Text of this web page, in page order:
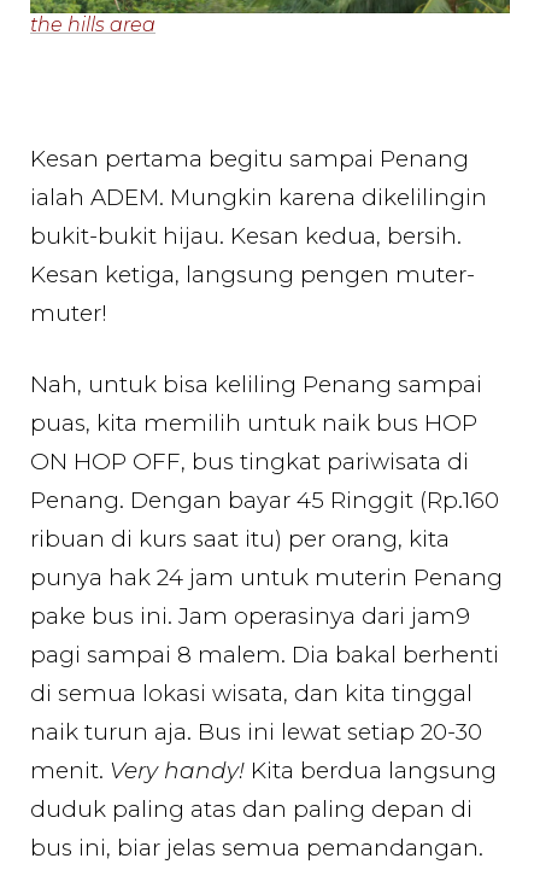
the hills area
Kesan pertama begitu sampai Penang
ialah ADEM. Mungkin karena dikelilingin
bukit-bukit hijau. Kesan kedua, bersih.
Kesan ketiga, langsung pengen muter-
muter!
Nah, untuk bisa keliling Penang sampai
puas, kita memilih untuk naik bus HOP
ON HOP OFF, bus tingkat pariwisata di
Penang. Dengan bayar 45 Ringgit (Rp.160
ribuan di kurs saat itu) per orang, kita
punya hak 24 jam untuk muterin Penang
pake bus ini. Jam operasinya dari jam9
pagi sampai 8 malem. Dia bakal berhenti
di semua lokasi wisata, dan kita tinggal
naik turun aja. Bus ini lewat setiap 20-30
menit. Very handy! Kita berdua langsung
duduk paling atas dan paling depan di
bus ini, biar jelas semua pemandangan.